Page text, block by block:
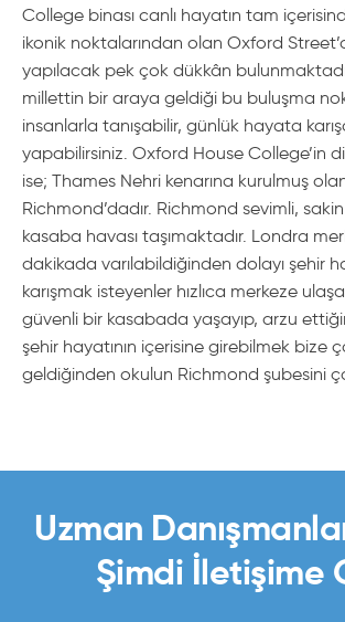
College binası canlı hayatın tam
ikonik noktalarından olan Oxford
yapılacak pek çok dükkân
millettin bir araya geldiği bu buluşma
insanlarla tanışabilir, günlük hayata
yapabilirsiniz. Oxford House College’in
ise; Thames Nehri kenarına kurulmuş
Richmond’dadır. Richmond sevimli,
kasaba havası taşımaktadır. Londra
dakikada varılabildiğinden dolayı şehir
karışmak isteyenler hızlıca merkeze
güvenli bir kasabada yaşayıp, arzu
şehir hayatının içerisine girebilmek bize
geldiğinden okulun Richmond şubesini
Uzman
Şimdi İletişime